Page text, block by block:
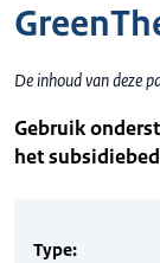
De inhoud van deze
Gebruik
het
Type: